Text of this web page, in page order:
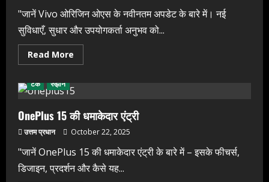
"जानें Vivo ओरिजिन ओएस के नवीनतम अपडेट के बारे में। नई
सुविधाएँ, सुधार और उपयोगकर्ता अनुभव को...
Read More
more
ओरिजिन
ओएस
नई
सुविधाएँ
और
बदलाव
टेक रुझान
OnePlus 15 की धमाकेदार एंट्री
उत्तम प्रधान October 22, 2025
"जानें OnePlus 15 की धमाकेदार एंट्री के बारे में – इसके फीचर्स,
डिजाइन, प्रदर्शन और कैसे यह...